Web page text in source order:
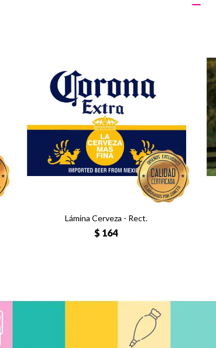
Lámina Cerveza - Rect.
$ 164